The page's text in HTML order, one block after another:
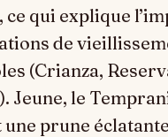
ce qui explique
de
(Crianza,
Jeune, le
une prune